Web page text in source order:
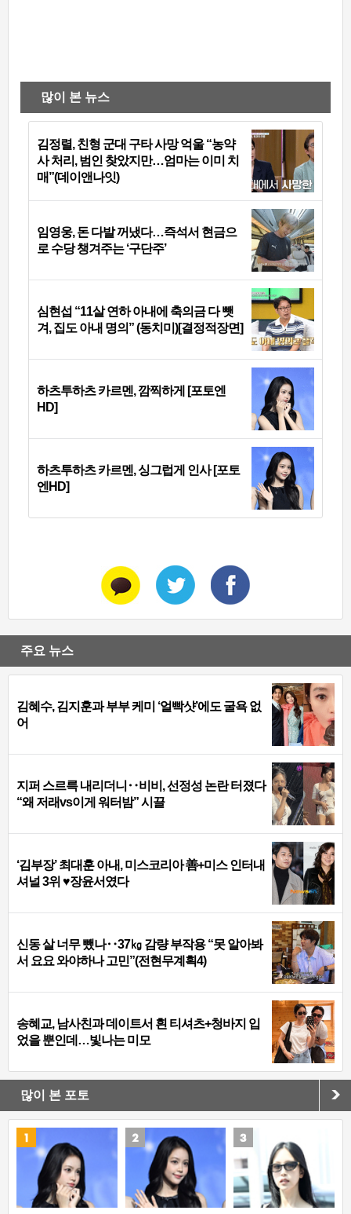
많이 본 뉴스
김정렬, 친형 군대 구타 사망 억울 “농약
사 처리, 범인 찾았지만…엄마는 이미 치
매”(데이앤나잇)
임영웅, 돈 다발 꺼냈다…즉석서 현금으
로 수당 챙겨주는 ‘구단주’
심현섭 “11살 연하 아내에 축의금 다 뺏
겨, 집도 아내 명의” (동치미)[결정적장면]
하츠투하츠 카르멘, 깜찍하게 [포토엔
HD]
하츠투하츠 카르멘, 싱그럽게 인사 [포토
엔HD]
주요 뉴스
김혜수, 김지훈과 부부 케미 ‘얼빡샷’에도 굴욕 없
어
지퍼 스르륵 내리더니‥비비, 선정성 논란 터졌다
“왜 저래vs이게 워터밤” 시끌
‘김부장’ 최대훈 아내, 미스코리아 善+미스 인터내
셔널 3위 ♥장윤서였다
신동 살 너무 뺐나‥37㎏ 감량 부작용 “못 알아봐
서 요요 와야하나 고민”(전현무계획4)
송혜교, 남사친과 데이트서 흰 티셔츠+청바지 입
었을 뿐인데…빛나는 미모
많이 본 포토